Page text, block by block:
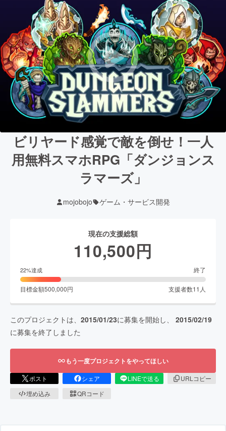
ビリヤード感覚で敵を倒せ！一人
用無料スマホRPG「ダンジョンス
ラマーズ」
mojobojo ゲーム・サービス開発
現在の支援総額
110,500円
22%達成 終了
目標金額500,000円 支援者数11 人
このプロジェクトは、 2015/01/23に募集を開始し、 2015/02/19
に募集を終了しました
もう一度プロジェクトをやってほしい
ポスト シェア LINEで送る
URLコピー
埋め込み
QRコード